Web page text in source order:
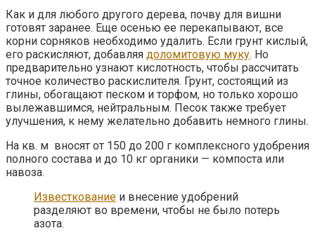
Как и для любого другого дерева, почву для вишни
готовят заранее. Еще осенью ее перекапывают, все
корни сорняков необходимо удалить. Если грунт кислый,
его раскисляют, добавляя доломитовую муку. Но
предварительно узнают кислотность, чтобы рассчитать
точное количество раскислителя. Грунт, состоящий из
глины, обогащают песком и торфом, но только хорошо
вылежавшимся, нейтральным. Песок также требует
улучшения, к нему желательно добавить немного глины.
На кв. м вносят от 150 до 200 г комплексного удобрения
полного состава и до 10 кг органики — компоста или
навоза.
Известкование и внесение удобрений
разделяют во времени, чтобы не было потерь
азота.